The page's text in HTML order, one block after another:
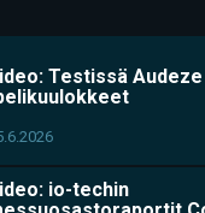
Testissä
io-techin